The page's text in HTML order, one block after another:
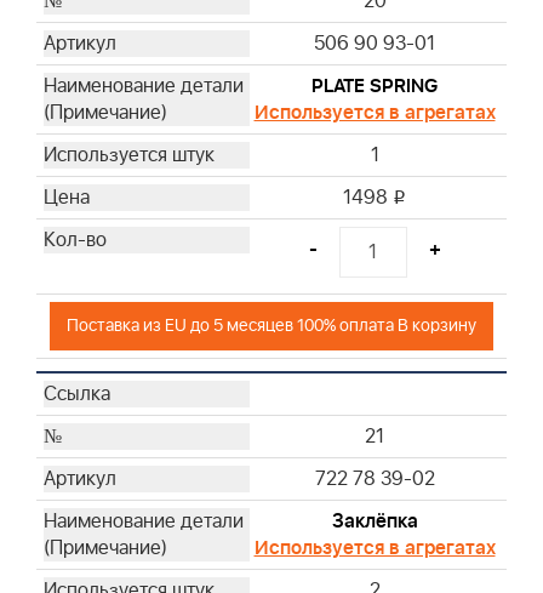
506 90 93-01
PLATE SPRING
Используется в агрегатах
1
1498 i
- +
Поставка из EU до 5 месяцев 100% оплата В корзину
21
722 78 39-02
Заклёпка
Используется в агрегатах